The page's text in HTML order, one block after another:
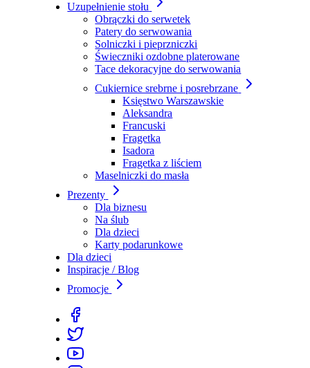
Uzupełnienie stołu
Obrączki do serwetek
Patery do serwowania
Solniczki i pieprzniczki
Świeczniki ozdobne platerowane
Tace dekoracyjne do serwowania
Cukiernice srebrne i posrebrzane
Księstwo Warszawskie
Aleksandra
Francuski
Fragetka
Isadora
Fragetka z liściem
Maselniczki do masła
Prezenty
Dla biznesu
Na ślub
Dla dzieci
Karty podarunkowe
Dla dzieci
Inspiracje / Blog
Promocje